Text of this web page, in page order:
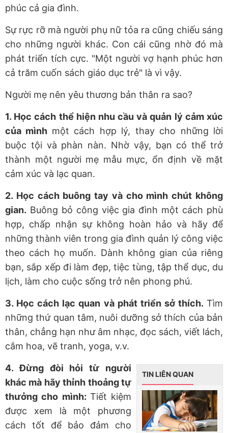
phúc cả gia đình.
Sự rực rỡ mà người phụ nữ tỏa ra cũng chiếu sáng
cho những người khác. Con cái cũng nhờ đó mà
phát triển tích cực. "Một người vợ hạnh phúc hơn
cả trăm cuốn sách giáo dục trẻ" là vì vậy.
Người mẹ nên yêu thương bản thân ra sao?
1. Học cách thể hiện nhu cầu và quản lý cảm xúc
của mình một cách hợp lý, thay cho những lời
buộc tội và phàn nàn. Nhờ vậy, bạn có thể trở
thành một người mẹ mẫu mực, ổn định về mặt
cảm xúc và lạc quan.
2. Học cách buông tay và cho mình chút không
gian. Buông bỏ công việc gia đình một cách phù
hợp, chấp nhận sự không hoàn hảo và hãy để
những thành viên trong gia đình quản lý công việc
theo cách họ muốn. Dành không gian của riêng
bạn, sắp xếp đi làm đẹp, tiệc tùng, tập thể dục, du
lịch, làm cho cuộc sống trở nên phong phú.
3. Học cách lạc quan và phát triển sở thích. Tìm
những thứ quan tâm, nuôi dưỡng sở thích của bản
thân, chẳng hạn như âm nhạc, đọc sách, viết lách,
cắm hoa, vẽ tranh, yoga, v.v.
TIN LIÊN QUAN
4. Đừng đòi hỏi từ người
khác mà hãy thỉnh thoảng tự
thưởng cho mình: Tiết kiệm
được xem là một phương
cách tốt để bảo đảm cho